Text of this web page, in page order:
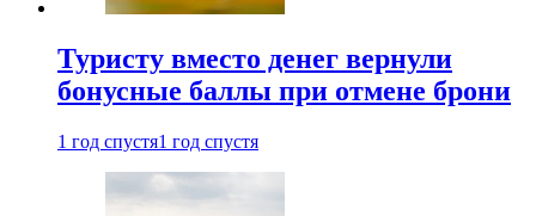
Туристу вместо денег вернули
бонусные баллы при отмене брони
1 год спустя1 год спустя